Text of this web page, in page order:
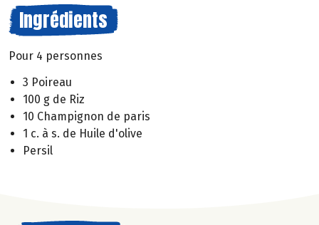
Ingrédients
Pour 4 personnes
3 Poireau
100 g de Riz
10 Champignon de paris
1 c. à s. de Huile d'olive
Persil